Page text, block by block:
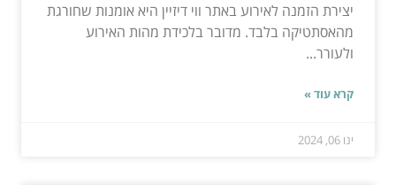
יצירת הזמנה לאירוע באתר ווי דיזיין היא אומנות שחורגת
מהאסתטיקה בלבד. מדובר בלכידת מהות האירוע
ולעורר...
קרא עוד »
ינו 06, 2024